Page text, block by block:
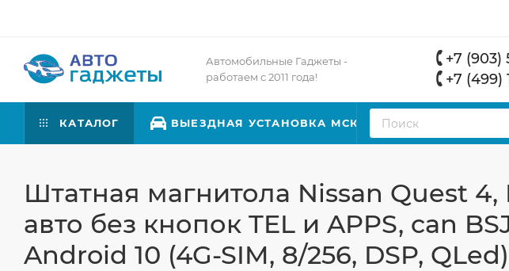
Автомобильные Гаджеты -
работаем с 2011 года!
+7 (903)
+7 (499)
КАТАЛОГ ВЫЕЗДНАЯ УСТАНОВКА МСК
Штатная магнитола Nissan Quest 4,
авто без кнопок TEL и APPS, can
Android 10 (4G-SIM, 8/256, DSP, QLed)